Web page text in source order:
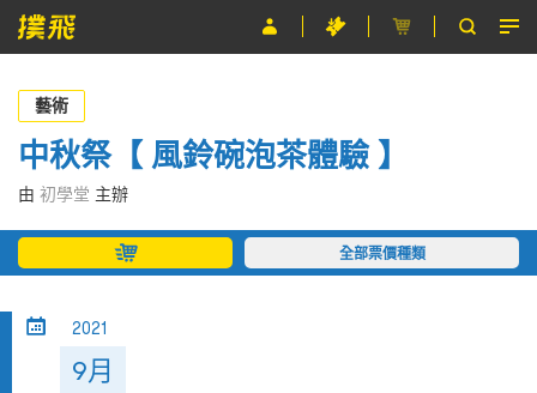
節目
主辦單位
關於撲飛
條款及細則
藝術
中秋祭【 風鈴碗泡茶體驗 】
由 初學堂 主辦
全部票價種類
2021
9月